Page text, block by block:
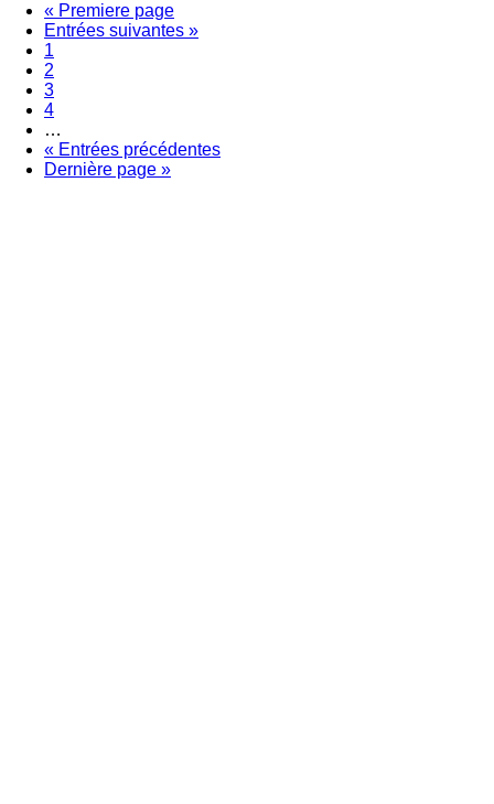
Pagination
Première
page
« Premiere page
Page
précédente
Entrées suivantes »
Page
1
Page
courante
2
Page
3
Page
4
…
Page
suivante
« Entrées précédentes
Dernière
Dernière page »